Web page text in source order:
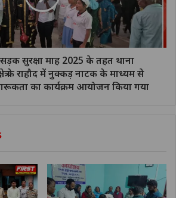
सड़क सुरक्षा माह 2025 के तहत थाना
के राहौद में नुक्कड़ नाटक के माध्यम से
का कार्यक्रम आयोजन किया गया